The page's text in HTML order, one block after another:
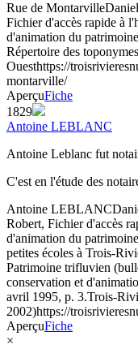
Rue de Montarville
Fichier d'accès rapide à
d'animation du
Répertoire des
Ouesthttps://
montarville/
AperçuFiche
1829
Antoine LEBLANC
Antoine Leblanc fut
C'est en l'étude des
Antoine LEBLANC
Robert, Fichier d'accès
d'animation du
petites écoles à Trois-
Patrimoine trifluvien
conservation et
avril 1995, p. 3.Trois-
2002)https://
AperçuFiche
×